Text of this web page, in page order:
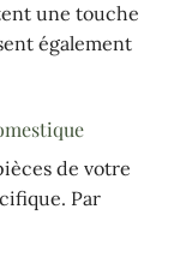
une touche
également
de votre
Par